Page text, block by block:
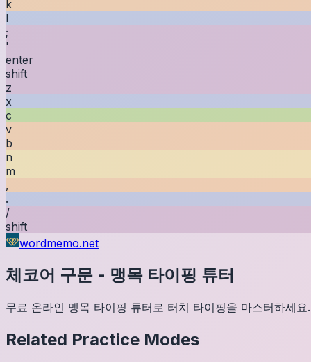
k
l
;
'
enter
shift
z
x
c
v
b
n
m
,
.
/
shift
wordmemo.net
체코어 구문 - 맹목 타이핑 튜터
무료 온라인 맹목 타이핑 튜터로 터치 타이핑을 마스터하세
Related Practice Modes